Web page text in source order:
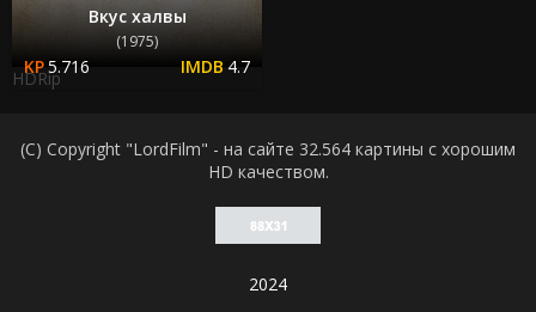
Вкус халвы
(1975)
5.716 4.7
HDRip
(C) Copyright "LordFilm" - на сайте 32.564 картины с хорошим
HD качеством.
2024